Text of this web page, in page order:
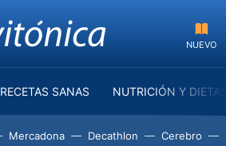
NUEVO
RECETAS SANAS NUTRICIÓN Y
Mercadona Decathlon Cerebro